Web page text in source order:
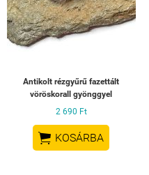
Antikolt rézgyűrű fazettált
vöröskorall gyönggyel
2 690 Ft
 KOSÁRBA